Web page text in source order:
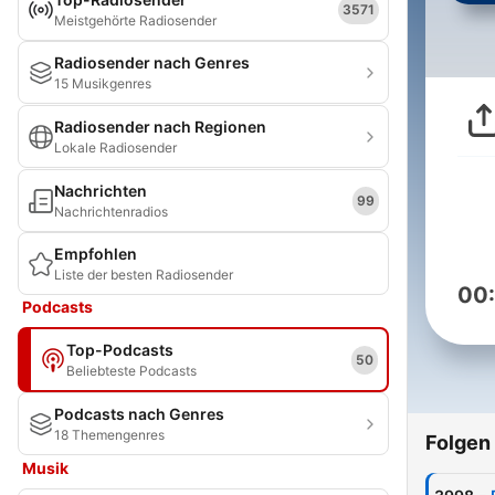
Meistgehörte Radiosender
3571
Radiosender nach Genres
15 Musikgenres
Radiosender nach Regionen
Lokale Radiosender
Nachrichten
Nachrichtenradios
99
Empfohlen
Liste der besten Radiosender
Podcasts
Top-Podcasts
Beliebteste Podcasts
50
Podcasts nach Genres
18 Themengenres
Musik
Folgen